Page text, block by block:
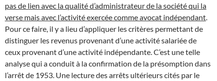
pas de lien avec la qualité d’administrateur de la société qui la
verse mais avec l’activité exercée comme avocat indépendant
Pour ce faire, il y a lieu d’appliquer les critères permettant de
distinguer les revenus provenant d’une activité salariée de
ceux provenant d’une activité indépendante. C’est une telle
analyse qui a conduit à la confirmation de la présomption dans
l’arrêt de 1953. Une lecture des arrêts ultérieurs cités par le